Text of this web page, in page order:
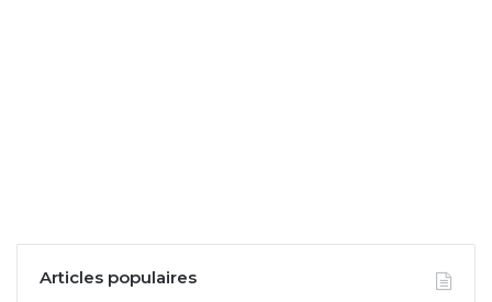
Articles populaires